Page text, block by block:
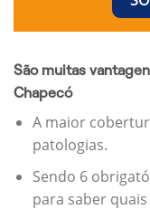
São muitas
Chapecó
A maior
patologias.
Sendo 6
para saber